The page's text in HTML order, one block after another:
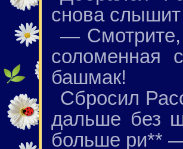
снова
— Смотрите,
соломенная
башмак!
Сбросил
дальше без
больше ри** —